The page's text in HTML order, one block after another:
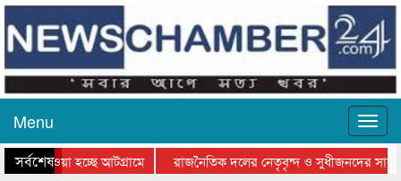
Menu
সর্বশেষ
যাওয়া হচ্ছে আটগ্রামে
রাজনৈতিক দলের নেতৃবৃন্দ ও সুধীজনদের সাথে